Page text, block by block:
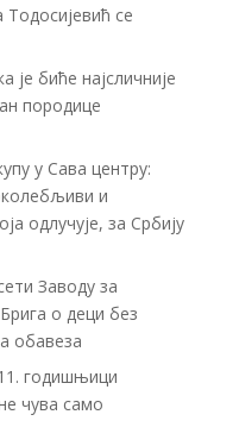
се
је биће најсличније
породице
у Сава центру:
и
одлучује, за Србију
Заводу за
о деци без
обавеза
годишњици
чува само